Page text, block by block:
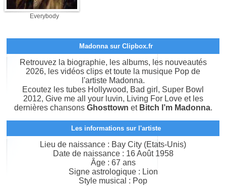
Everybody
Madonna sur Clipbox.fr
Retrouvez la biographie, les albums, les nouveautés
2026, les vidéos clips et toute la musique Pop de
l'artiste Madonna.
Ecoutez les tubes Hollywood, Bad girl, Super Bowl
2012, Give me all your luvin, Living For Love et les
dernières chansons Ghosttown et Bitch I’m Madonna.
Les informations sur l'artiste
Lieu de naissance : Bay City (Etats-Unis)
Date de naissance : 16 Août 1958
Âge : 67 ans
Signe astrologique : Lion
Style musical : Pop